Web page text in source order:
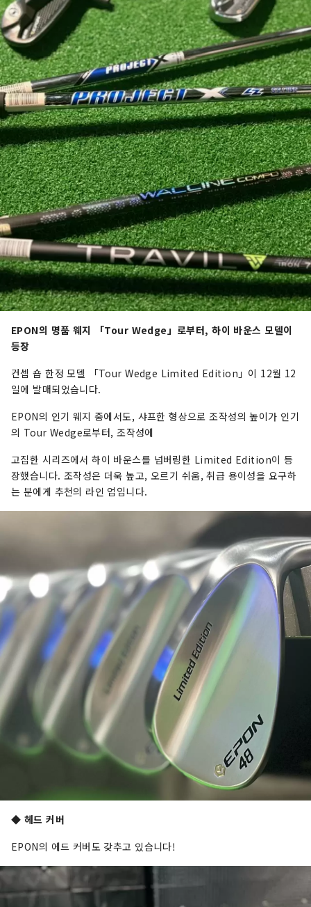
EPON의 명품 웨지 「Tour Wedge」로부터, 하이 바운스 모델이
등장
컨셉 숍 한정 모델 「Tour Wedge Limited Edition」이 12월 12
일에 발매되었습니다.
EPON의 인기 웨지 중에서도, 샤프한 형상으로 조작성의 높이가 인기
의 Tour Wedge로부터, 조작성에
고집한 시리즈에서 하이 바운스를 넘버링한 Limited Edition이 등
장했습니다. 조작성은 더욱 높고, 오르기 쉬움, 취급 용이성을 요구하
는 분에게 추천의 라인 업입니다.
◆ 헤드 커버
EPON의 에드 커버도 갖추고 있습니다!